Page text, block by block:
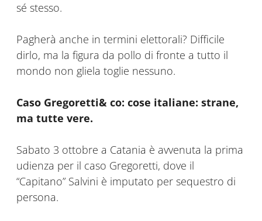
sé stesso.
Pagherà anche in termini elettorali? Difficile
dirlo, ma la figura da pollo di fronte a tutto il
mondo non gliela toglie nessuno.
Caso Gregoretti& co: cose italiane: strane,
ma tutte vere.
Sabato 3 ottobre a Catania è avvenuta la prima
udienza per il caso Gregoretti, dove il
“Capitano” Salvini è imputato per sequestro di
persona.